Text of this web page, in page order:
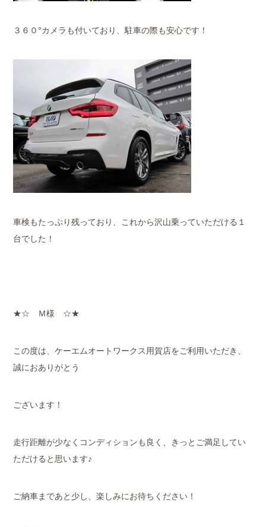
３６０°カメラも付いており、駐車の際も安心です！
車検もたっぷり残っており、これから沢山乗っていただける１
台でした！
★☆ Ｍ様 ☆★
この度は、ケーエムオートワークス用賀店をご利用いただき、
誠におありがとう
ございます！
走行距離が少なくコンディションも良く、きっとご満足してい
ただけると思います♪
ご納車まであと少し、楽しみにお待ちください！